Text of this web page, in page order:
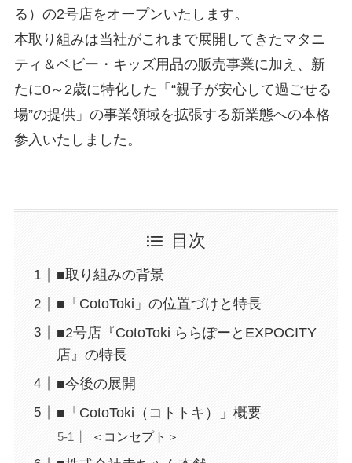
る）の2号店をオープンいたします。
本取り組みは当社がこれまで展開してきたマタニ
ティ＆ベビー・キッズ用品の販売事業に加え、新
たに0～2歳に特化した「“親子が安心して過ごせる
場”の提供」の事業領域を拡張する新業態への本格
参入いたしました。
目次
■取り組みの背景
■「CotoToki」の位置づけと特長
■2号店『CotoToki ららぽーとEXPOCITY
店』の特長
■今後の展開
■「CotoToki（コトトキ）」概要
＜コンセプト＞